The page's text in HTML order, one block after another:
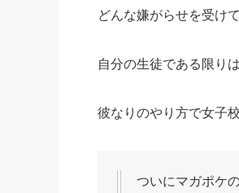
どんな嫌がらせを受け
自分の生徒である限り
彼なりのやり方で女子
ついにマガポケ